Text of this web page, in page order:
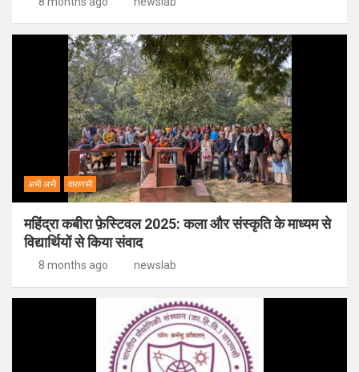
अभी अभी वाराणसी
महिंद्रा कबीरा फ़ेस्टिवल 2025: कला और संस्कृति के माध्यम से
विद्यार्थियों से किया संवाद
8 months ago newslab